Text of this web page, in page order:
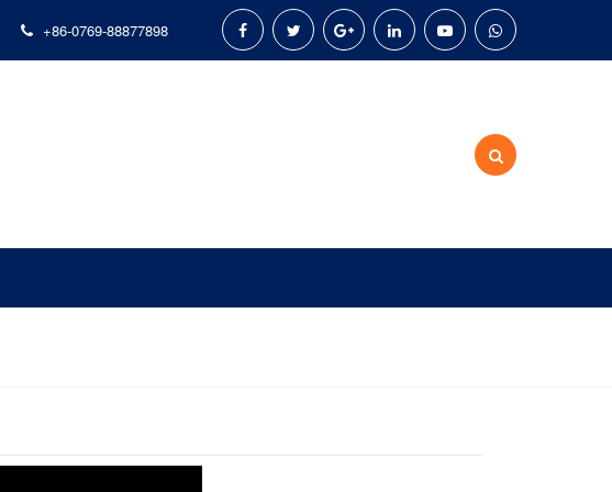
+86-0769-88877898